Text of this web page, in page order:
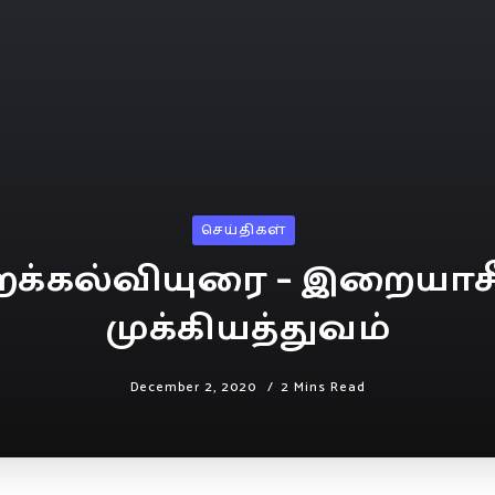
செய்திகள்
–
முக்கியத்துவம்
December 2, 2020 2 Mins Read